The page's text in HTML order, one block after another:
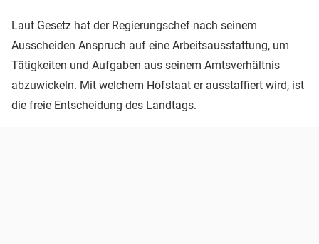
Laut Gesetz hat der Regierungschef nach seinem
Ausscheiden Anspruch auf eine Arbeitsausstattung, um
Tätigkeiten und Aufgaben aus seinem Amtsverhältnis
abzuwickeln. Mit welchem Hofstaat er ausstaffiert wird, ist
die freie Entscheidung des Landtags.